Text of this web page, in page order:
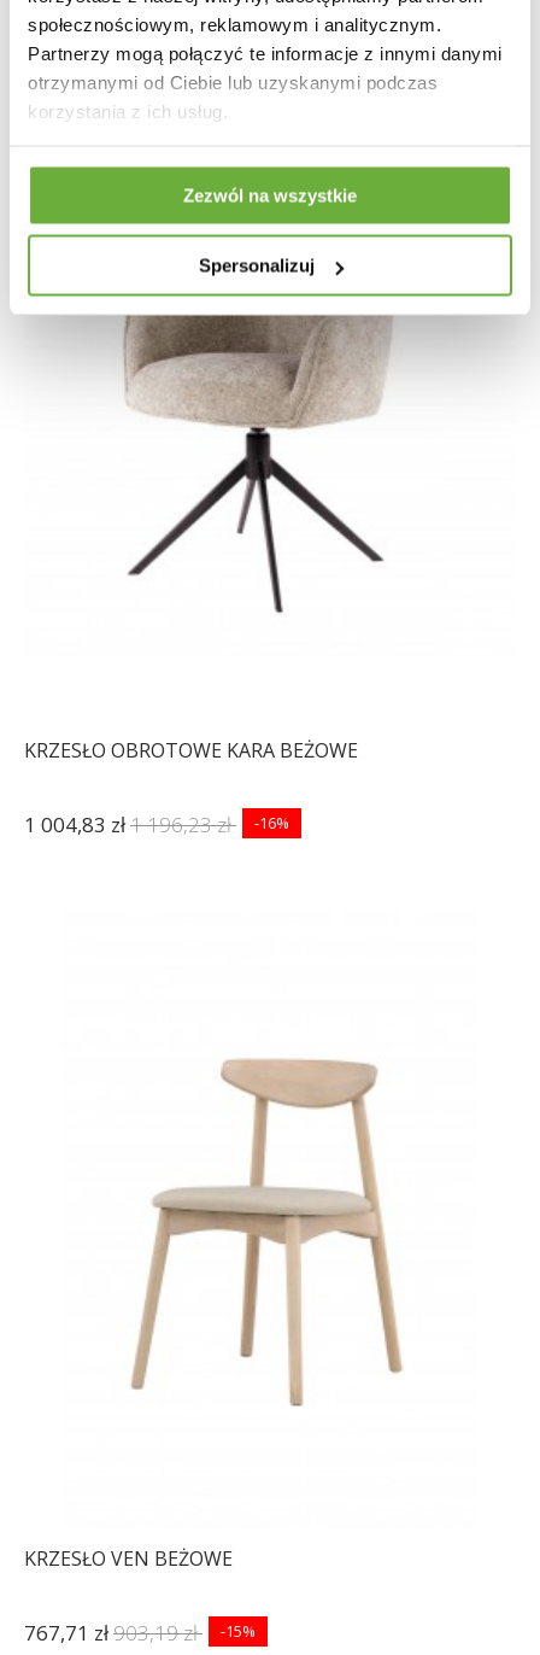
społecznościowym, reklamowym i analitycznym.
Partnerzy mogą połączyć te informacje z innymi danymi
otrzymanymi od Ciebie lub uzyskanymi podczas
korzystania z ich usług.
Zezwól na wszystkie
Spersonalizuj
1 004,83 zł1 196,23 zł -16%
KRZESŁO OBROTOWE KARA BEŻOWE
1 004,83 zł1 196,23 zł -16%
KRZESŁO VEN BEŻOWE
767,71 zł903,19 zł -15%